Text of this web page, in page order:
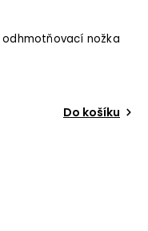
nožka
Do košíku